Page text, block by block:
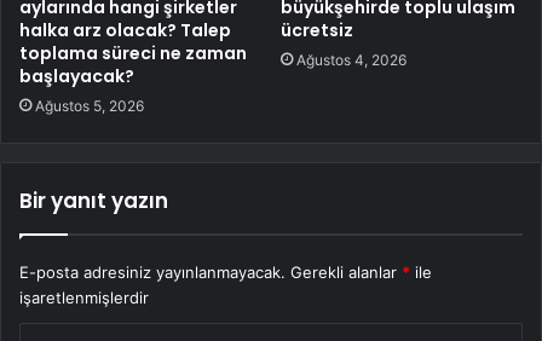
aylarında hangi şirketler
halka arz olacak? Talep
toplama süreci ne zaman
başlayacak?
Ağustos 5, 2026
büyükşehirde toplu ulaşım
ücretsiz
Ağustos 4, 2026
Bir yanıt yazın
E-posta adresiniz yayınlanmayacak. Gerekli alanlar * ile
işaretlenmişlerdir